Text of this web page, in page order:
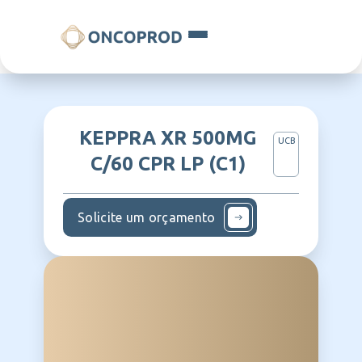
KEPPRA XR 500MG
C/60 CPR LP (C1)
UCB
Solicite um orçamento